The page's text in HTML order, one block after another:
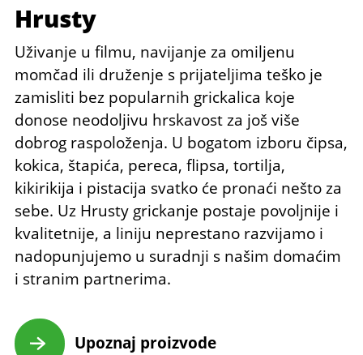
Hrusty
Uživanje u filmu, navijanje za omiljenu
momčad ili druženje s prijateljima teško je
zamisliti bez popularnih grickalica koje
donose neodoljivu hrskavost za još više
dobrog raspoloženja. U bogatom izboru čipsa,
kokica, štapića, pereca, flipsa, tortilja,
kikirikija i pistacija svatko će pronaći nešto za
sebe. Uz Hrusty grickanje postaje povoljnije i
kvalitetnije, a liniju neprestano razvijamo i
nadopunjujemo u suradnji s našim domaćim
i stranim partnerima.
Upoznaj proizvode